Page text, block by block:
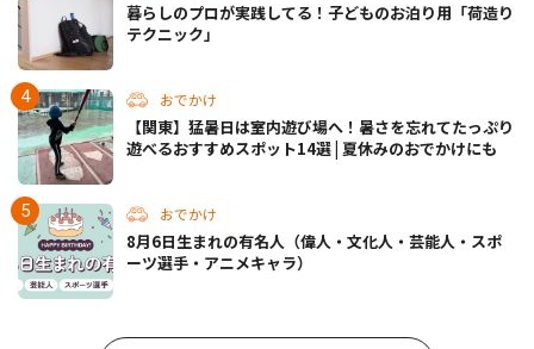
暮らしのプロが実践してる！子どものお泊り用「荷造り
テクニック」
おでかけ
【関東】猛暑日は室内遊び場へ！暑さを忘れてたっぷり
遊べるおすすめスポット14選 | 夏休みのおでかけにも
おでかけ
8月6日生まれの有名人（偉人・文化人・芸能人・スポ
ーツ選手・アニメキャラ）